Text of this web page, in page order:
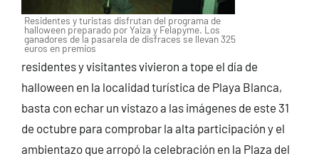
Residentes y turistas disfrutan del programa de
halloween preparado por Yaiza y Felapyme. Los
ganadores de la pasarela de disfraces se llevan 325
euros en premios
residentes y visitantes vivieron a tope el día de
halloween en la localidad turística de Playa Blanca,
basta con echar un vistazo a las imágenes de este 31
de octubre para comprobar la alta participación y el
ambientazo que arropó la celebración en la Plaza del